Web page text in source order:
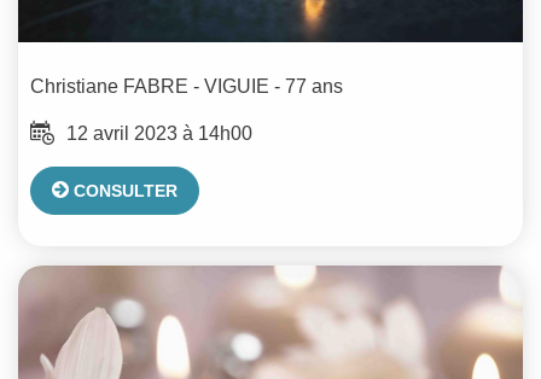
Christiane FABRE - VIGUIE - 77 ans
12 avril 2023 à 14h00
CONSULTER